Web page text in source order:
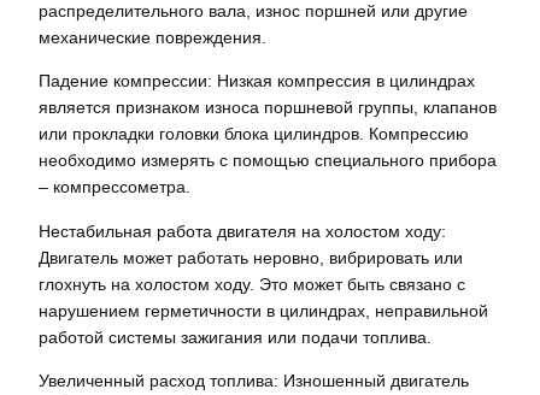
распределительного вала, износ поршней или другие
механические повреждения.
Падение компрессии: Низкая компрессия в цилиндрах
является признаком износа поршневой группы, клапанов
или прокладки головки блока цилиндров. Компрессию
необходимо измерять с помощью специального прибора
– компрессометра.
Нестабильная работа двигателя на холостом ходу:
Двигатель может работать неровно, вибрировать или
глохнуть на холостом ходу. Это может быть связано с
нарушением герметичности в цилиндрах, неправильной
работой системы зажигания или подачи топлива.
Увеличенный расход топлива: Изношенный двигатель